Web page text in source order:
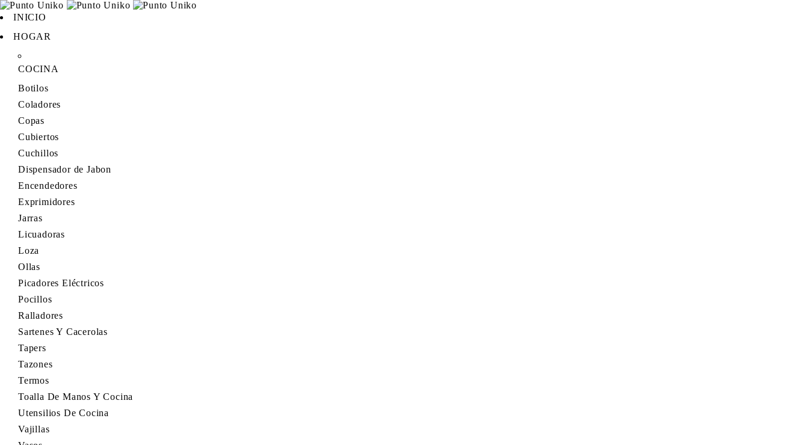
INICIO
HOGAR
COCINA
Botilos
Coladores
Copas
Cubiertos
Cuchillos
Dispensador de Jabon
Encendedores
Exprimidores
Jarras
Licuadoras
Loza
Ollas
Picadores Eléctricos
Pocillos
Ralladores
Sartenes Y Cacerolas
Tapers
Tazones
Termos
Toalla De Manos Y Cocina
Utensilios De Cocina
Vajillas